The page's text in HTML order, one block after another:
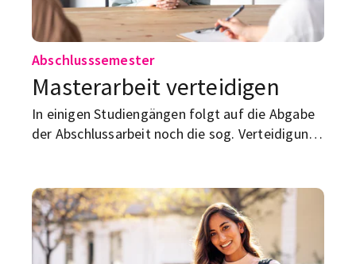
Abschlusssemester
Masterarbeit verteidigen
In einigen Studiengängen folgt auf die Abgabe
der Abschlussarbeit noch die sog. Verteidigung.